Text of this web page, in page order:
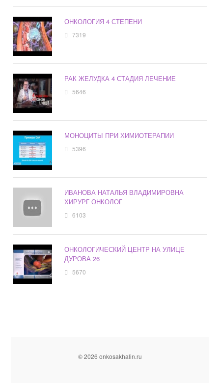
ОНКОЛОГИЯ 4 СТЕПЕНИ
7319
РАК ЖЕЛУДКА 4 СТАДИЯ ЛЕЧЕНИЕ
5646
МОНОЦИТЫ ПРИ ХИМИОТЕРАПИИ
5396
ИВАНОВА НАТАЛЬЯ ВЛАДИМИРОВНА
ХИРУРГ ОНКОЛОГ
6103
ОНКОЛОГИЧЕСКИЙ ЦЕНТР НА УЛИЦЕ
ДУРОВА 26
5670
© 2026 onkosakhalin.ru